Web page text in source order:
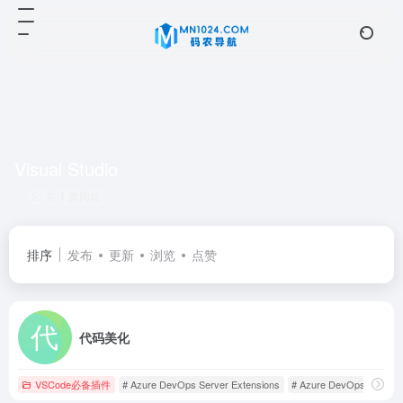
排序 发布 更新 浏览 点赞
代码美化
VSCode必备插件 # Azure DevOps Server Extensions # Azure DevOps